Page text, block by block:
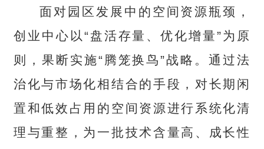
面对园区发展中的空间资源瓶颈，
创业中心以“盘活存量、优化增量”为原
则，果断实施“腾笼换鸟”战略。通过法
治化与市场化相结合的手段，对长期闲
置和低效占用的空间资源进行系统化清
理与重整，为一批技术含量高、成长性